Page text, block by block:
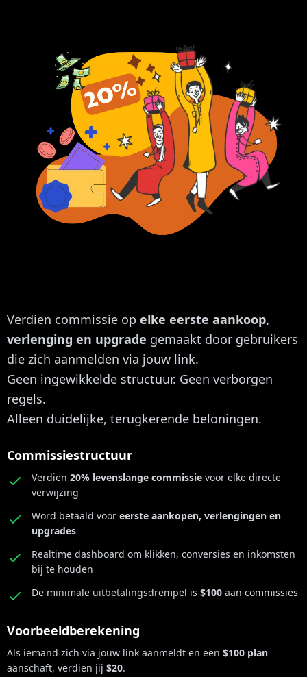
Verdien commissie op elke eerste aankoop,
verlenging en upgrade gemaakt door gebruikers
die zich aanmelden via jouw link.
Geen ingewikkelde structuur. Geen verborgen
regels.
Alleen duidelijke, terugkerende beloningen.
Commissiestructuur
Verdien 20% levenslange commissie voor elke directe
verwijzing
Word betaald voor eerste aankopen, verlengingen en
upgrades
Realtime dashboard om klikken, conversies en inkomsten
bij te houden
De minimale uitbetalingsdrempel is $100 aan commissies
Voorbeeldberekening
Als iemand zich via jouw link aanmeldt en een $100 plan
aanschaft, verdien jij $20.